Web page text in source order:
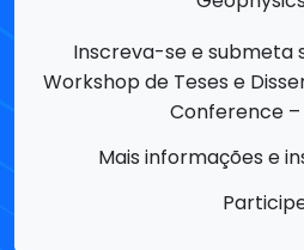
Conference –
Mais informações e